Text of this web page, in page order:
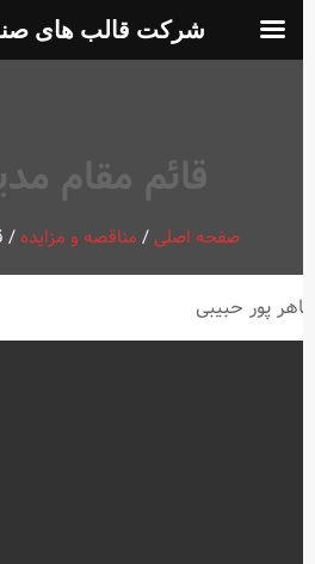
قائم مقام
صفحه اصلی/مناقصه و مزایده/
پور حبیبی
شرکت قالب های